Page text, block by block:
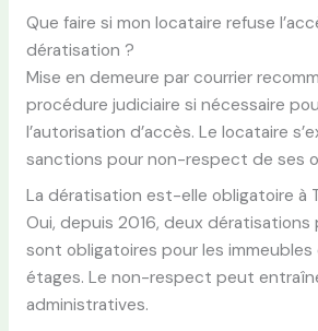
Que faire si mon locataire refuse
dératisation ?
Mise en demeure par courrier
procédure judiciaire si nécessaire
l’autorisation d’accès. Le locataire
sanctions pour non-respect de ses
La dératisation est-elle obligatoire à
Oui, depuis 2016, deux dératisations
sont obligatoires pour les
étages. Le non-respect peut
administratives.